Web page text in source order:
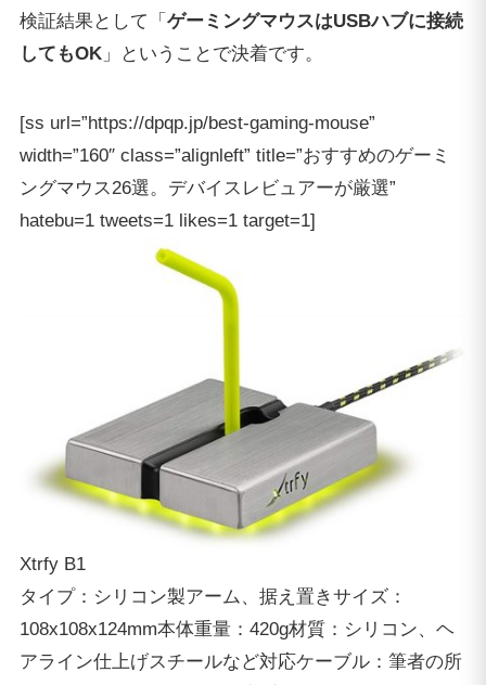
検証結果として「 ゲーミングマウスはUSBハブに接続
してもOK」ということで決着です。
[ss url=”https://dpqp.jp/best-gaming-mouse”
width=”160″ class=”alignleft” title=”おすすめのゲーミ
ングマウス26選。デバイスレビュアーが厳選”
hatebu=1 tweets=1 likes=1 target=1]
Xtrfy B1
タイプ：シリコン製アーム、据え置きサイズ：
108x108x124mm本体重量：420g材質：シリコン、ヘ
アライン仕上げスチールなど対応ケーブル：筆者の所